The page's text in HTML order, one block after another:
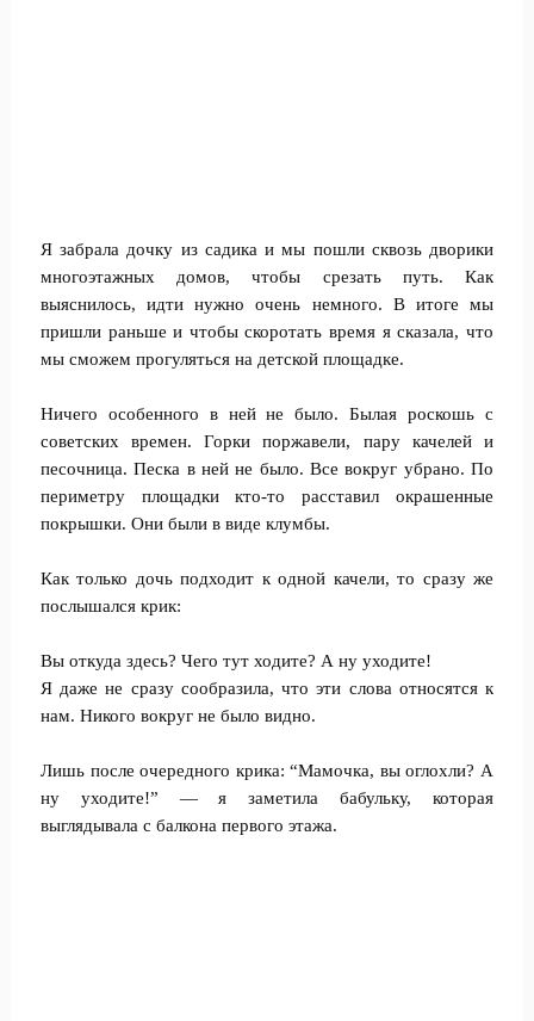
Я забрала дочку из садика и мы пошли сквозь дворики
многоэтажных домов, чтобы срезать путь. Как
выяснилось, идти нужно очень немного. В итоге мы
пришли раньше и чтобы скоротать время я сказала, что
мы сможем прогуляться на детской площадке.
Ничего особенного в ней не было. Былая роскошь с
советских времен. Горки поржавели, пару качелей и
песочница. Песка в ней не было. Все вокруг убрано. По
периметру площадки кто-то расставил окрашенные
покрышки. Они были в виде клумбы.
Как только дочь подходит к одной качели, то сразу же
послышался крик:
Вы откуда здесь? Чего тут ходите? А ну уходите!
Я даже не сразу сообразила, что эти слова относятся к
нам. Никого вокруг не было видно.
Лишь после очередного крика: “Мамочка, вы оглохли? А
ну уходите!” — я заметила бабульку, которая
выглядывала с балкона первого этажа.